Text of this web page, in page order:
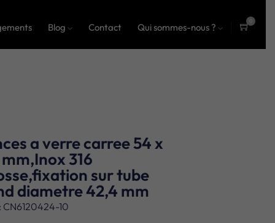
Blog Contact Qui sommes-nous ?
0
a verre carree 54 x
316
sur tube
diametre 42,4 mm
CN6120424-10